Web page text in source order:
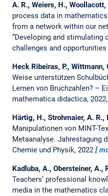
A. R., Weiers, H., Woollacott,
process data in
from a network within our
”Developing and stimulating
challenges and opportunities
Heck Ribeiras, P., Wittmann,
Weise unterstützen
Lernen von Bruchzahlen? –
mathematica didactica,
Härtig, H., Strohmaier, A. R.,
Manipulationen von MINT-
Metaanalyse. Jahrestagung
Chemie und Physik, 2022
Kadluba, A., Obersteiner, A.,
Teachers’ professional
media in the mathematics